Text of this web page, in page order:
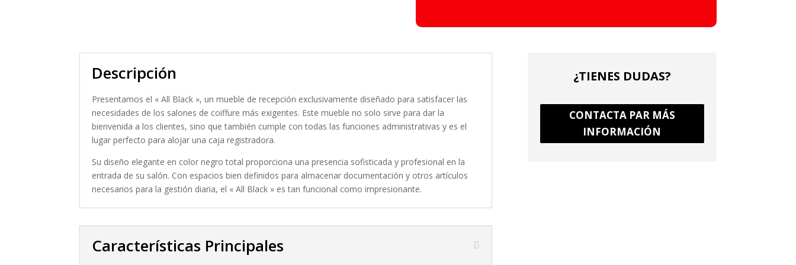
Descripción
Presentamos el « All Black », un mueble de recepción exclusivamente diseñado para satisfacer las
necesidades de los salones de coiffure más exigentes. Este mueble no solo sirve para dar la
bienvenida a los clientes, sino que también cumple con todas las funciones administrativas y es el
lugar perfecto para alojar una caja registradora.
Su diseño elegante en color negro total proporciona una presencia sofisticada y profesional en la
entrada de su salón. Con espacios bien definidos para almacenar documentación y otros artículos
necesarios para la gestión diaria, el « All Black » es tan funcional como impresionante.
Características Principales
¿TIENES DUDAS?
CONTACTA PAR MÁS
INFORMACIÓN